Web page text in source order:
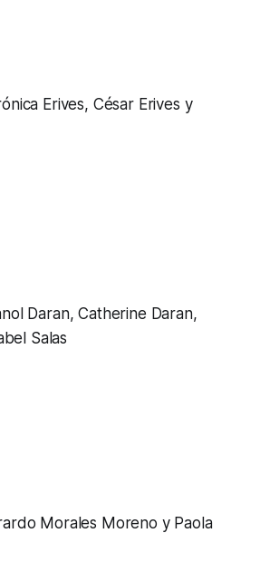
Erives, César Erives y
Daran, Catherine Daran,
Salas
Morales Moreno y Paola